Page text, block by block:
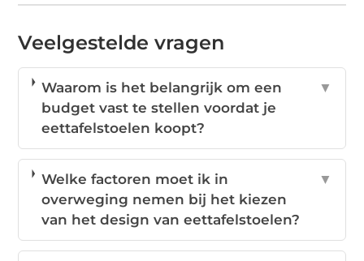
Veelgestelde vragen
Waarom is het belangrijk om een
budget vast te stellen voordat je
eettafelstoelen koopt?
▼
Welke factoren moet ik in
overweging nemen bij het kiezen
van het design van eettafelstoelen?
▼